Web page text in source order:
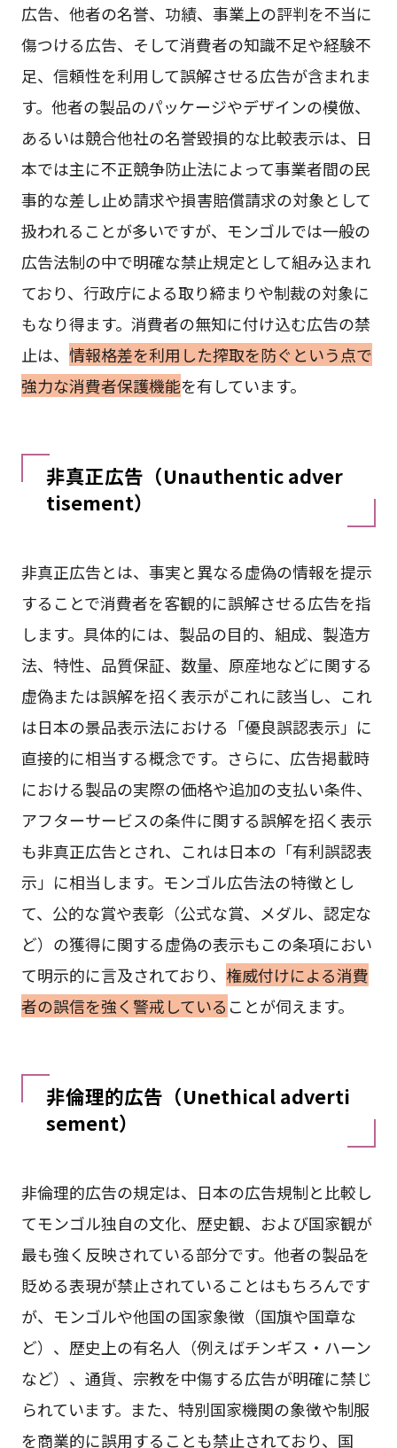
広告、他者の名誉、功績、事業上の評判を不当に
傷つける広告、そして消費者の知識不足や経験不
足、信頼性を利用して誤解させる広告が含まれま
す。他者の製品のパッケージやデザインの模倣、
あるいは競合他社の名誉毀損的な比較表示は、日
本では主に不正競争防止法によって事業者間の民
事的な差し止め請求や損害賠償請求の対象として
扱われることが多いですが、モンゴルでは一般の
広告法制の中で明確な禁止規定として組み込まれ
ており、行政庁による取り締まりや制裁の対象に
もなり得ます。消費者の無知に付け込む広告の禁
止は、 情報格差を利用した搾取を防ぐという点で
強力な消費者保護機能を有しています。
非真正広告（Unauthentic adver
tisement）
非真正広告とは、事実と異なる虚偽の情報を提示
することで消費者を客観的に誤解させる広告を指
します。具体的には、製品の目的、組成、製造方
法、特性、品質保証、数量、原産地などに関する
虚偽または誤解を招く表示がこれに該当し、これ
は日本の景品表示法における「優良誤認表示」に
直接的に相当する概念です。さらに、広告掲載時
における製品の実際の価格や追加の支払い条件、
アフターサービスの条件に関する誤解を招く表示
も非真正広告とされ、これは日本の「有利誤認表
示」に相当します。モンゴル広告法の特徴とし
て、公的な賞や表彰（公式な賞、メダル、認定な
ど）の獲得に関する虚偽の表示もこの条項におい
て明示的に言及されており、 権威付けによる消費
者の誤信を強く警戒している ことが伺えます。
非倫理的広告（Unethical adverti
sement）
非倫理的広告の規定は、日本の広告規制と比較し
てモンゴル独自の文化、歴史観、および国家観が
最も強く反映されている部分です。他者の製品を
貶める表現が禁止されていることはもちろんです
が、モンゴルや他国の国家象徴（国旗や国章な
ど）、歴史上の有名人（例えばチンギス・ハーン
など）、通貨、宗教を中傷する広告が明確に禁じ
られています。また、特別国家機関の象徴や制服
を商業的に誤用することも禁止されており、国